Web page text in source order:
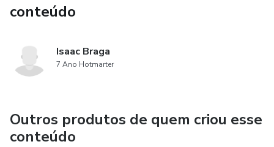
conteúdo
Isaac Braga
7 Ano Hotmarter
Outros produtos de quem criou esse
conteúdo